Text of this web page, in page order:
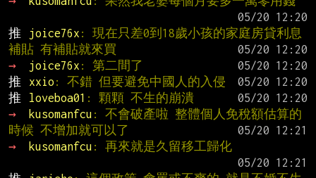
推
joice76x : 現在只差0到18歲小孩的家庭房貸利息
補貼 有補貼就來買
→
joice76x : 第二間了
推
xxio : 不錯 但要避免中國人的入侵
推
loveboa01 : 顆顆 不生的崩潰
→
kusomanfcu : 不會破產啦 整體個人免稅額估算的
時候 不增加就可以了
→
kusomanfcu : 再來就是久留移工歸化